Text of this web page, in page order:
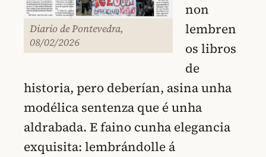
Diario de Pontevedra,
08/02/2026
non
lembren
os libros
de
historia, pero deberían, asina unha
modélica sentenza que é unha
aldrabada. E faino cunha elegancia
exquisita: lembrándolle á